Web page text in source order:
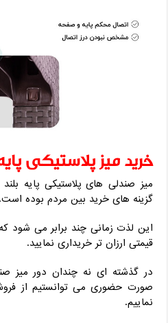
خرید میز پلاستیکی
میز صندلی های پلاستیکی پایه
گزینه های خرید بین مردم بوده است.
این لذت زمانی چند برابر می شود
قیمتی ارزان تر خریداری نمایید.
در گذشته ای نه چندان دور میز
صورت حضوری می توانستیم از
نماییم‌.